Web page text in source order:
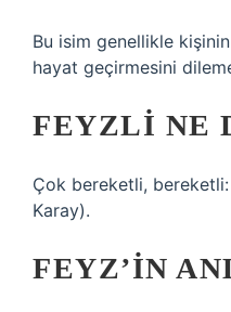
Bu isim genellikle
hayat geçirmesini
FEYZLI NE
Çok bereketli,
Karay).
FEYZ’IN